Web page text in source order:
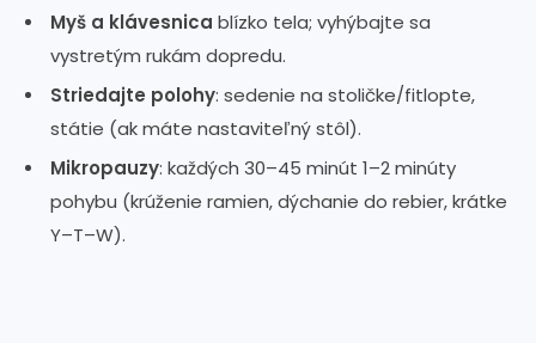
Myš a klávesnica blízko tela; vyhýbajte sa
vystretým rukám dopredu.
Striedajte polohy: sedenie na stoličke/fitlopte,
státie (ak máte nastaviteľný stôl).
Mikropauzy: každých 30–45 minút 1–2 minúty
pohybu (krúženie ramien, dýchanie do rebier, krátke
Y–T–W).